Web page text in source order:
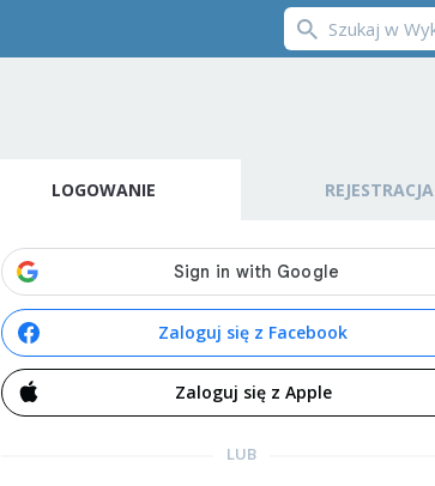
LOGOWANIE REJESTRACJA
Zaloguj się z Facebook
Zaloguj się z Apple
LUB